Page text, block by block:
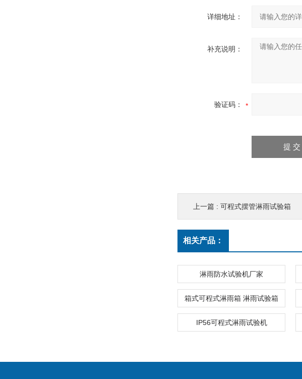
详细地址：
补充说明：
验证码：
上一篇 : 可程式摆管淋雨试验箱
相关产品：
淋雨防水试验机厂家
箱式可程式淋雨箱 淋雨试验箱
IP56可程式淋雨试验机